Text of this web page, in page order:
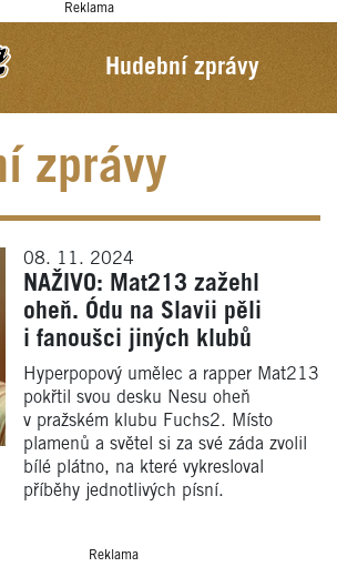
Reklama
Hudební zprávy
zprávy
08. 11. 2024
NAŽIVO: Mat213 zažehl
oheň. Ódu na Slavii pěli
i fanoušci jiných klubů
Hyperpopový umělec a rapper Mat213
pokřtil svou desku Nesu oheň
v pražském klubu Fuchs2. Místo
plamenů a světel si za své záda zvolil
bílé plátno, na které vykresloval
příběhy jednotlivých písní.
Reklama